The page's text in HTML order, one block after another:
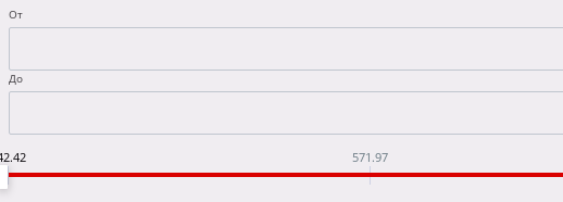
От
До
571.97